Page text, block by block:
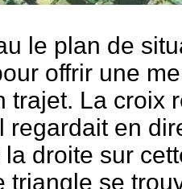
le plan de
offrir une
trajet. La croix
regardait en
droite sur
triangle se